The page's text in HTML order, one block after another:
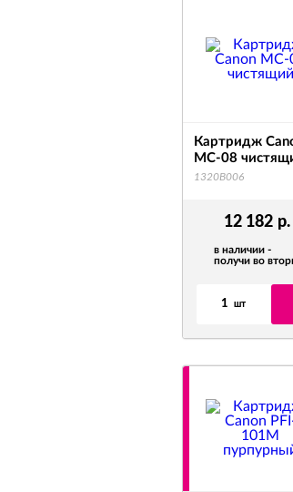
12 182 р.
в наличии -
получи во
1 шт
Картридж
MC-08
1320B006